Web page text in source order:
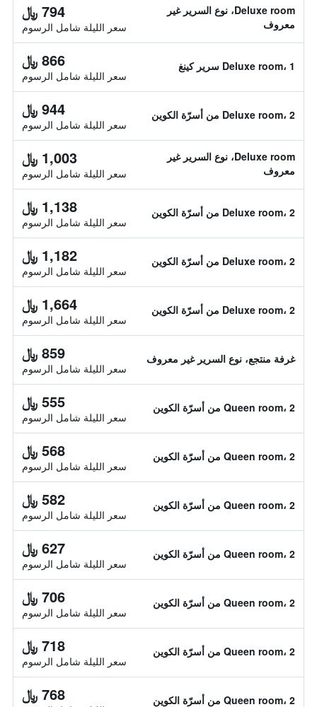
Deluxe room، نوع السرير غير
معروف
794 ﷼
سعر الليلة شامل الرسوم
Deluxe room، 1 سرير كينغ 866 ﷼
سعر الليلة شامل الرسوم
Deluxe room، 2 من أسرّة الكوين 944 ﷼
سعر الليلة شامل الرسوم
Deluxe room، نوع السرير غير
معروف
1,003 ﷼
سعر الليلة شامل الرسوم
Deluxe room، 2 من أسرّة الكوين 1,138 ﷼
سعر الليلة شامل الرسوم
Deluxe room، 2 من أسرّة الكوين 1,182 ﷼
سعر الليلة شامل الرسوم
Deluxe room، 2 من أسرّة الكوين 1,664 ﷼
سعر الليلة شامل الرسوم
غرفة منتجع، نوع السرير غير معروف 859 ﷼
سعر الليلة شامل الرسوم
Queen room، 2 من أسرّة الكوين 555 ﷼
سعر الليلة شامل الرسوم
Queen room، 2 من أسرّة الكوين 568 ﷼
سعر الليلة شامل الرسوم
Queen room، 2 من أسرّة الكوين 582 ﷼
سعر الليلة شامل الرسوم
Queen room، 2 من أسرّة الكوين 627 ﷼
سعر الليلة شامل الرسوم
Queen room، 2 من أسرّة الكوين 706 ﷼
سعر الليلة شامل الرسوم
Queen room، 2 من أسرّة الكوين 718 ﷼
سعر الليلة شامل الرسوم
Queen room، 2 من أسرّة الكوين 768 ﷼